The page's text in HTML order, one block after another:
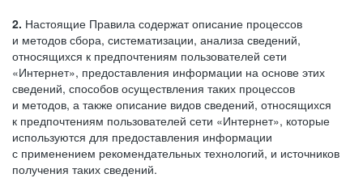
2. Настоящие Правила содержат описание процессов
и методов сбора, систематизации, анализа сведений,
относящихся к предпочтениям пользователей сети
«Интернет», предоставления информации на основе этих
сведений, способов осуществления таких процессов
и методов, а также описание видов сведений, относящихся
к предпочтениям пользователей сети «Интернет», которые
используются для предоставления информации
с применением рекомендательных технологий, и источников
получения таких сведений.